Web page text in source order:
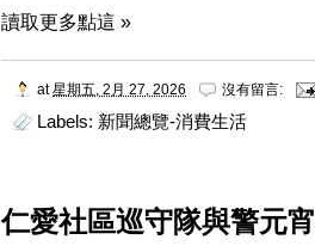
讀取更多點這 »
at星期五, 2月 27, 2026 沒有留言:
Labels: 新聞總覽-消費生活
仁愛社區巡守隊與警元